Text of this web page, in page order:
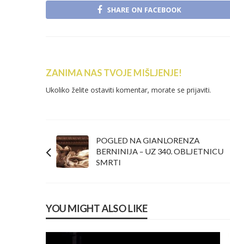
SHARE ON FACEBOOK
ZANIMA NAS TVOJE MIŠLJENJE!
Ukoliko želite ostaviti komentar, morate se prijaviti.
POGLED NA GIANLORENZA
BERNINIJA – UZ 340. OBLJETNICU
SMRTI
YOU MIGHT ALSO LIKE